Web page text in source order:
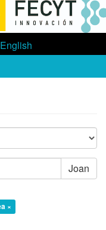
English
Joan
×